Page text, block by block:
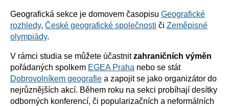
Geografická sekce je domovem časopisu Geografické
rozhledy, České geografické společnosti či Zeměpisné
olympiády.
V rámci studia se můžete účastnitzahraničních výměn
pořádaných spolkem EGEA Praha nebo se stát
Dobrovolníkem geografie a zapojit se jako organizátor do
nejrůznějších akcí. Během roku na sekci probíhají desítky
odborných konferencí, či popularizačních a neformálních